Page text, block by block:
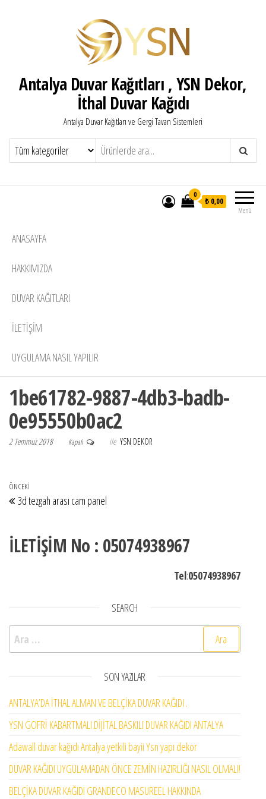
Antalya Duvar Kağıtları , YSN Dekor,
İthal Duvar Kağıdı
Antalya Duvar Kağıtları ve Gergi Tavan Sistemleri
Menü
0
₺ 0,00
ANASAYFA
HAKKIMIZDA
DUVAR KAĞITLARI
İLETİŞİM
UYGULAMA NASIL YAPILIR
1be61782-9887-4db3-badb-
0e95550b0ac2
2 Temmuz 2018 Kapalı ile YSN DEKOR
Yazı gezinmesi
Önceki Yazı
ÖNCEKI
3d tezgah arası cam panel
İLETİŞİM No : 05074938967
Tel:05074938967
SEARCH
Arama:
SON YAZILAR
ANTALYA’DA İTHAL ALMAN VE BELÇİKA DUVAR KAĞIDI .
YSN GOFRİ KABARTMALI DİJİTAL BASKILI DUVAR KAĞIDI ANTALYA
Adawall duvar kağıdı Antalya yetkili bayii Ysn yapı dekor
DUVAR KAĞIDI UYGULAMADAN ÖNCE ZEMİN HAZIRLIĞI NASIL OLMALI!
BELÇİKA DUVAR KAĞIDI GRANDECO MASUREEL HAKKINDA